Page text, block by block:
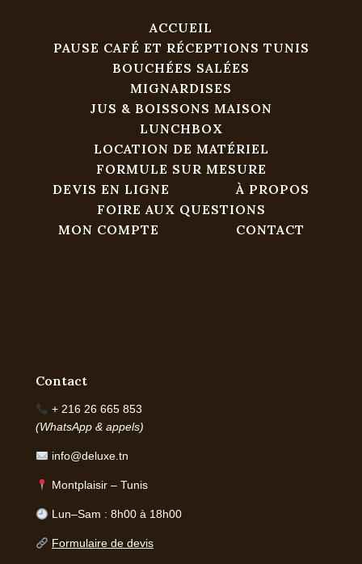
ACCUEIL
PAUSE CAFÉ ET RÉCEPTIONS TUNIS
BOUCHÉES SALÉES
MIGNARDISES
JUS & BOISSONS MAISON
LUNCHBOX
LOCATION DE MATÉRIEL
FORMULE SUR MESURE
DEVIS EN LIGNE
À PROPOS
FOIRE AUX QUESTIONS
MON COMPTE
CONTACT
Contact
+ 216 26 665 853
(WhatsApp & appels)
info@deluxe.tn
Montplaisir – Tunis
Lun–Sam : 8h00 à 18h00
Formulaire de devis